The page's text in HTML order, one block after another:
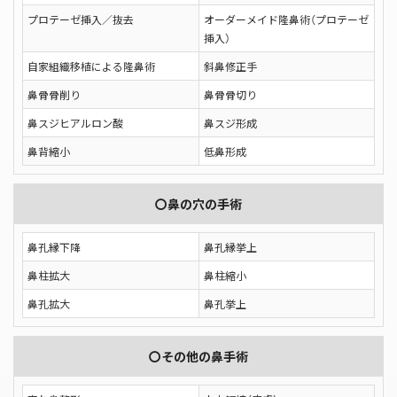
プロテーゼ挿入／抜去
オーダーメイド隆鼻術（プロテーゼ
挿入）
自家組織移植による隆鼻術
斜鼻修正手
鼻骨骨削り
鼻骨骨切り
鼻スジヒアルロン酸
鼻スジ形成
鼻背縮小
低鼻形成
〇鼻の穴の手術
鼻孔縁下降
鼻孔縁挙上
鼻柱拡大
鼻柱縮小
鼻孔拡大
鼻孔挙上
〇その他の鼻手術